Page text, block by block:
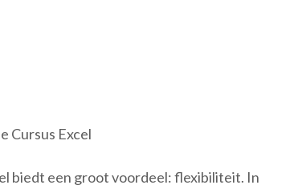
Cursus Excel
biedt een groot voordeel: flexibiliteit. In